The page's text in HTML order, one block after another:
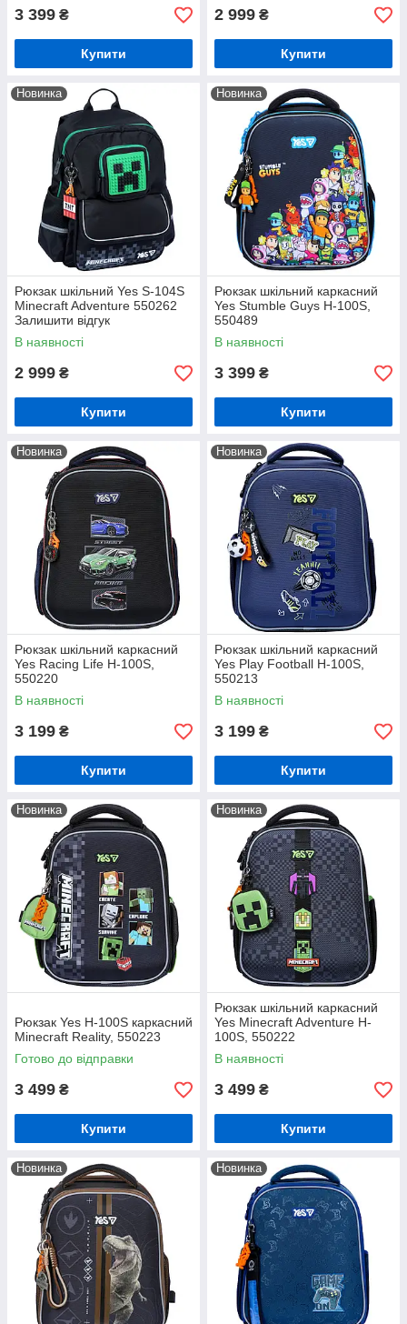
3 399 ₴
Купити
2 999 ₴
Купити
Новинка
Рюкзак шкільний Yes S-104S
Minecraft Adventure 550262
Залишити відгук
В наявності
2 999 ₴
Купити
Новинка
Рюкзак шкільний каркасний
Yes Stumble Guys H-100S,
550489
В наявності
3 399 ₴
Купити
Новинка
Рюкзак шкільний каркасний
Yes Racing Life H-100S,
550220
В наявності
3 199 ₴
Купити
Новинка
Рюкзак шкільний каркасний
Yes Play Football H-100S,
550213
В наявності
3 199 ₴
Купити
Новинка
Рюкзак Yes H-100S каркасний
Minecraft Reality, 550223
Готово до відправки
3 499 ₴
Купити
Новинка
Рюкзак шкільний каркасний
Yes Minecraft Adventure H-
100S, 550222
В наявності
3 499 ₴
Купити
Новинка Новинка